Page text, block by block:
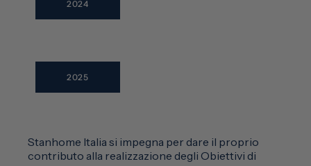
2024
2025
Stanhome Italia si impegna per dare il proprio
contributo alla realizzazione degli Obiettivi di